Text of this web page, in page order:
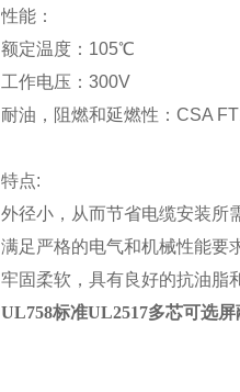
性能：
额定温度： 105℃
工作电压： 300V
耐油，阻燃和延燃性： CSA
特点:
外径小，从而节省电缆安装所
满足严格的电气和机械性能要
牢固柔软，具有良好的抗油脂
UL758标准UL2517多芯可选